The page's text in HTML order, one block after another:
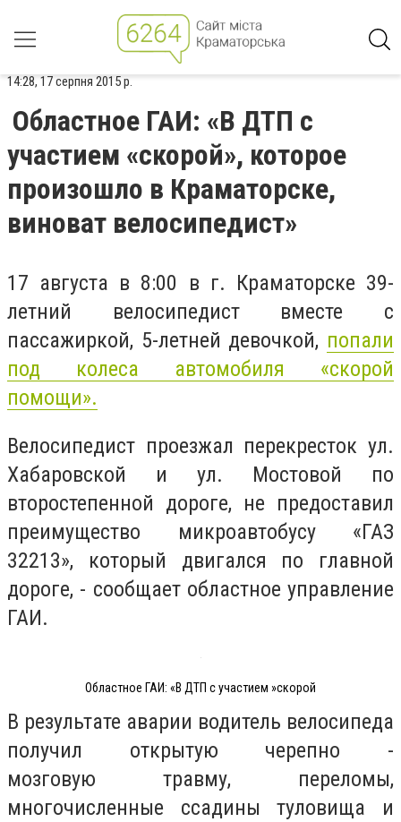
14:28, 17 серпня 2015 р.
Областное ГАИ: «В ДТП с
участием «скорой», которое
произошло в Краматорске,
виноват велосипедист»
17 августа в 8:00 в г. Краматорске 39-
летний велосипедист вместе с
пассажиркой, 5-летней девочкой, попали
под колеса автомобиля «скорой
помощи».
Велосипедист проезжал перекресток ул.
Хабаровской и ул. Мостовой по
второстепенной дороге, не предоставил
преимущество микроавтобусу «ГАЗ
32213», который двигался по главной
дороге, - сообщает областное управление
ГАИ.
Областное ГАИ: «В ДТП с участием »скорой
В результате аварии водитель велосипеда
получил открытую черепно -
мозговую травму, переломы,
многочисленные ссадины туловища и